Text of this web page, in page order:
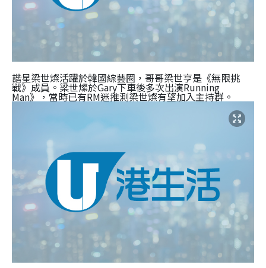
諧星梁世燦活躍於韓國綜藝圈，哥哥梁世亨是 《無限挑
戰》成員。梁世燦於Gary下車後多次出演Running
Man》，當時已有RM迷推測梁世燦有望加入主持群。